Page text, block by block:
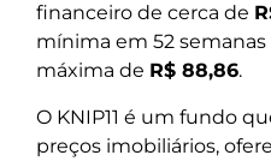
financeiro de cerca de
mínima em 52 semanas
máxima de R$ 88,86.
O KNIP11 é um fundo
preços imobiliários,